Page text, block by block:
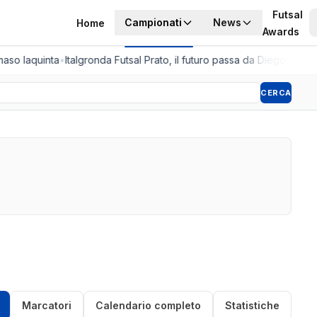
Home Campionati News
Futsal
Awards
Iaquinta•Italgronda Futsal Prato, il futuro passa da Diego Fazzini
CERCA
Marcatori Calendario completo Statistiche